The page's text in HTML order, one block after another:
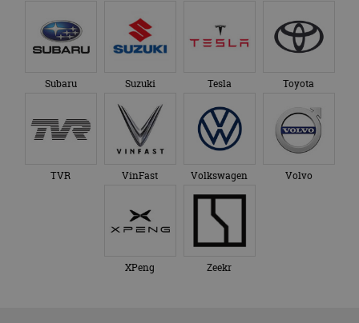
Subaru Suzuki Tesla Toyota
TVR VinFast Volkswagen Volvo
XPeng Zeekr